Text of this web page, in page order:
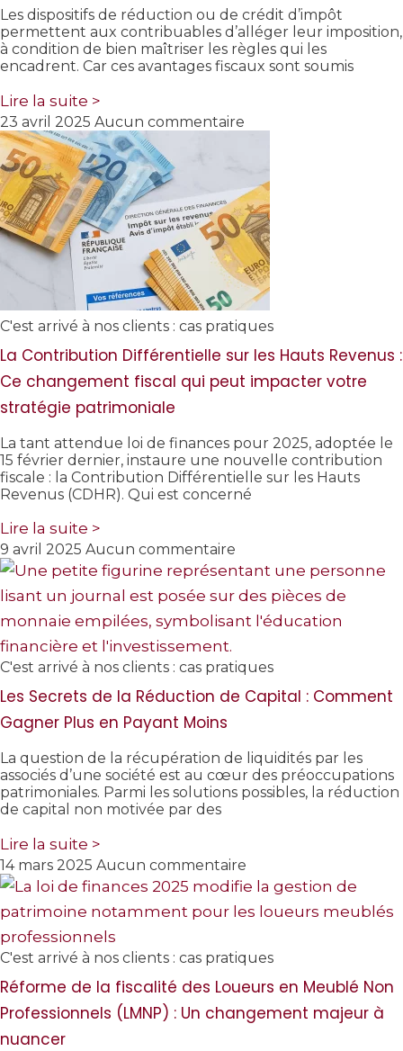
Les dispositifs de réduction ou de crédit d’impôt
permettent aux contribuables d’alléger leur imposition,
à condition de bien maîtriser les règles qui les
encadrent. Car ces avantages fiscaux sont soumis
Lire la suite >
23 avril 2025 Aucun commentaire
C'est arrivé à nos clients : cas pratiques
La Contribution Différentielle sur les Hauts Revenus :
Ce changement fiscal qui peut impacter votre
stratégie patrimoniale
La tant attendue loi de finances pour 2025, adoptée le
15 février dernier, instaure une nouvelle contribution
fiscale : la Contribution Différentielle sur les Hauts
Revenus (CDHR). Qui est concerné
Lire la suite >
9 avril 2025 Aucun commentaire
C'est arrivé à nos clients : cas pratiques
Les Secrets de la Réduction de Capital : Comment
Gagner Plus en Payant Moins
La question de la récupération de liquidités par les
associés d’une société est au cœur des préoccupations
patrimoniales. Parmi les solutions possibles, la réduction
de capital non motivée par des
Lire la suite >
14 mars 2025 Aucun commentaire
C'est arrivé à nos clients : cas pratiques
Réforme de la fiscalité des Loueurs en Meublé Non
Professionnels (LMNP) : Un changement majeur à
nuancer